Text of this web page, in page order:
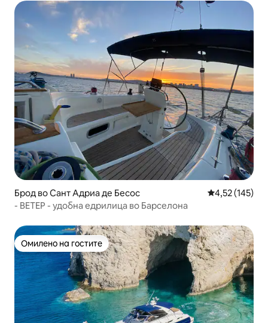
Брод во Сант Адриа де Бесос Просечна
4,52 (145)
- ВЕТЕР - удобна едрилица во Барселона
Омилено на гостите
Омилено на гостите